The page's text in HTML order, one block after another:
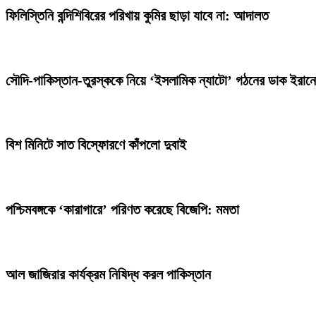
ফিলিস্তিনি বন্দিশিবিরের পরিখায় কুমির ছাড়া যাবে না: আদালত
সৌদি-পাকিস্তান-তুরস্ককে নিয়ে ‘ইসলামিক ন্যাটো’ গঠনের ডাক
বিশ মিনিটে সাত বিস্ফোরণে কাঁপলো দুবাই
পশ্চিমবঙ্গকে ‘কারাগারে’ পরিণত করেছে বিজেপি: মমতা
আল জাজিরার কার্যক্রম নিষিদ্ধ করল পাকিস্তান